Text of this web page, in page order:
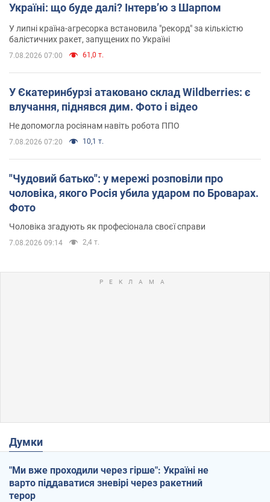
Україні: що буде далі? Інтерв’ю з Шарпом
У липні країна-агресорка встановила "рекорд" за кількістю
балістичних ракет, запущених по Україні
7.08.2026 07:00 61,0 т.
У Єкатеринбурзі атаковано склад Wildberries: є
влучання, піднявся дим. Фото і відео
Не допомогла росіянам навіть робота ППО
7.08.2026 07:20 10,1 т.
"Чудовий батько": у мережі розповіли про
чоловіка, якого Росія убила ударом по Броварах.
Фото
Чоловіка згадують як професіонала своєї справи
7.08.2026 09:14 2,4 т.
Думки
"Ми вже проходили через гірше": Україні не
варто піддаватися зневірі через ракетний
терор